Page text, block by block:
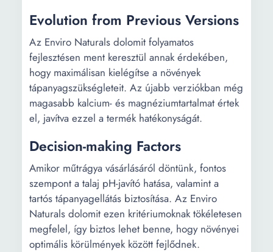
Evolution from Previous Versions
Az Enviro Naturals dolomit folyamatos
fejlesztésen ment keresztül annak érdekében,
hogy maximálisan kielégítse a növények
tápanyagszükségleteit. Az újabb verziókban még
magasabb kalcium- és magnéziumtartalmat értek
el, javítva ezzel a termék hatékonyságát.
Decision-making Factors
Amikor műtrágya vásárlásáról döntünk, fontos
szempont a talaj pH-javító hatása, valamint a
tartós tápanyagellátás biztosítása. Az Enviro
Naturals dolomit ezen kritériumoknak tökéletesen
megfelel, így biztos lehet benne, hogy növényei
optimális körülmények között fejlődnek.